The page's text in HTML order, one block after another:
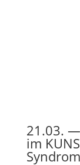
21.03.
im